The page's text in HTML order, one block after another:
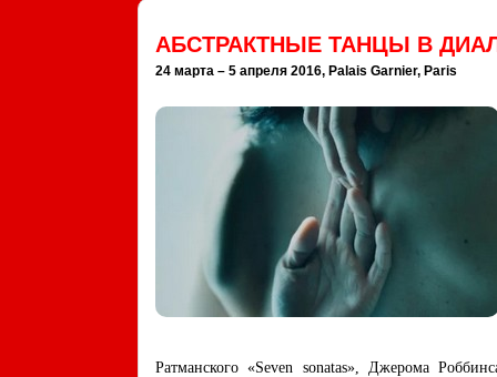
АБСТРАКТНЫЕ ТАНЦЫ В
24 марта – 5 апреля 2016, Palais Garnier, Paris
Ратманского «Seven sonatas», Джерома